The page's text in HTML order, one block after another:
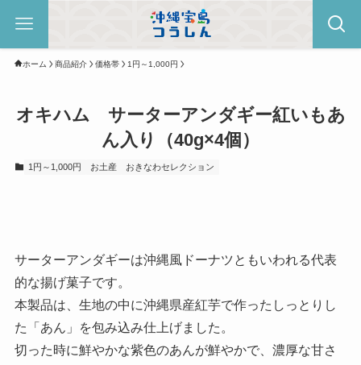
ホーム 商品紹介 価格帯 1円～1,000円
オキハム サーターアンダギー紅いもあ
ん入り（40g×4個）
1円～1,000円 お土産 おきなわセレクション
サーターアンダギーは沖縄風ドーナツともいわれる代表
的な揚げ菓子です。
本製品は、生地の中に沖縄県産紅芋で作ったしっとりし
た「あん」を包み込み仕上げました。
切った時に鮮やかな紫色のあんが鮮やかで、濃厚な甘さ